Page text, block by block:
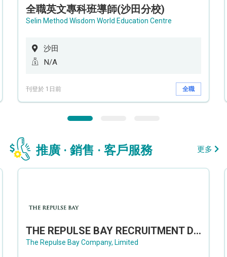
全職英文專科班導師(沙田分校)
Selin Method Wisdom World Education Centre
沙田
N/A
刊登於 1日前 全職
推廣 · 銷售 · 客戶服務 更多
THE REPULSE BAY RECRUITMENT DAY 淺水灣影灣園人才招聘會
The Repulse Bay Company, Limited